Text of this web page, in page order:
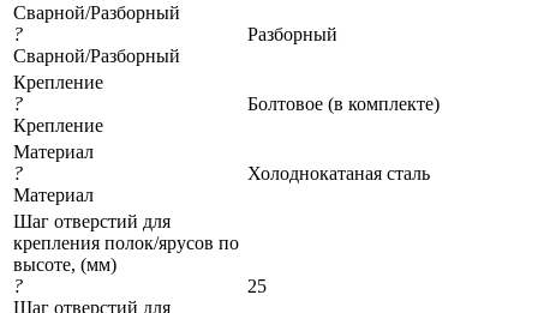
Сварной/Разборный
?
Сварной/Разборный
Разборный
Крепление
?
Крепление
Болтовое (в комплекте)
Материал
?
Материал
Холоднокатаная сталь
Шаг отверстий для
крепления полок/ярусов по
высоте, (мм)
?
Шаг отверстий для
25